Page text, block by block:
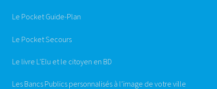
Le Pocket Guide-Plan
Le Pocket Secours
Le livre L’Elu et le citoyen en BD
Les Bancs Publics personnalisés à l’image de votre ville